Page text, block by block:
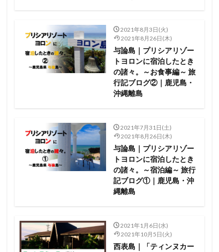
2021年8月3日(火)
2021年8月26日(木)
与論島｜プリシアリゾー
トヨロンに宿泊したとき
の諸々。～お食事編～ 旅
行記ブログ②｜鹿児島・
沖縄離島
2021年7月31日(土)
2021年8月26日(木)
与論島｜プリシアリゾー
トヨロンに宿泊したとき
の諸々。～宿泊編～ 旅行
記ブログ①｜鹿児島・沖
縄離島
2021年1月6日(水)
2021年10月5日(火)
西表島｜「ティンヌカー